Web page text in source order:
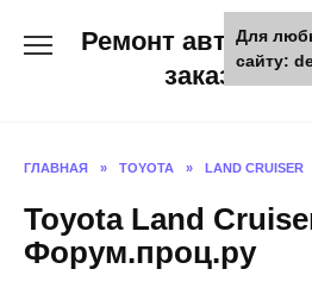
Ремонт авто и
заказ
ГЛАВНАЯ » TOYOTA » LAND CRUISER
Toyota Land
Форум.проц.ру
Для
сайту: